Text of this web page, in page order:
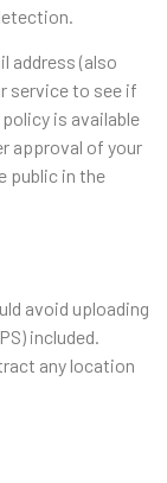
address (also
service to see if
is available
approval of your
public in the
avoid uploading
included.
any location